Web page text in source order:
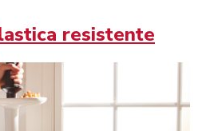
resistente